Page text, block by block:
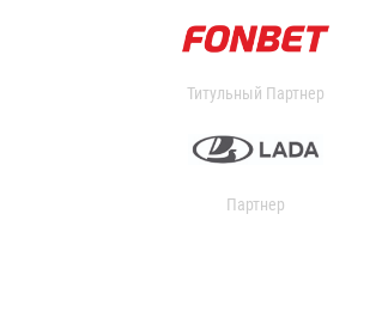
Титульный Партнер
Партнер